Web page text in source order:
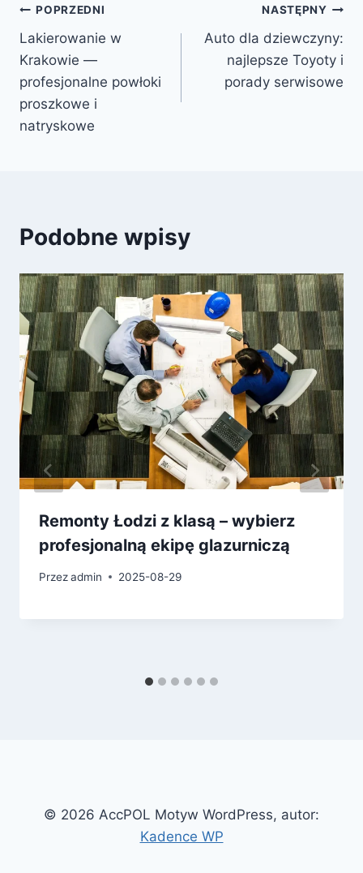
Nawigacja
wpisu
POPRZEDNI
Lakierowanie w
Krakowie —
profesjonalne powłoki
proszkowe i
natryskowe
NASTĘPNY
Auto dla dziewczyny:
najlepsze Toyoty i
porady serwisowe
Podobne wpisy
Remonty Łodzi z klasą – wybierz
profesjonalną ekipę glazurniczą
Przezadmin 2025-08-29
© 2026 AccPOL Motyw WordPress, autor:
Kadence WP